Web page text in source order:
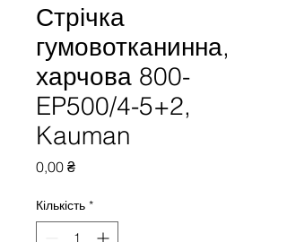
Стрічка
гумовотканинна,
харчова 800-
EP500/4-5+2,
Kauman
0,00 ₴Ціна
Кількість *